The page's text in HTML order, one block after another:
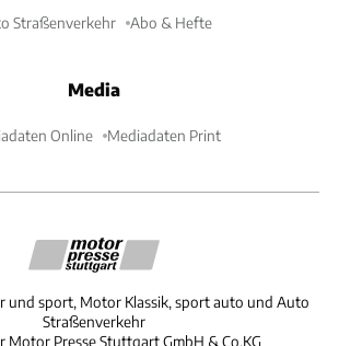
Straßenverkehr Abo & Hefte
Media
Online Mediadaten Print
und sport, Motor Klassik, sport auto und Auto
Straßenverkehr
Motor Presse Stuttgart GmbH & Co.KG